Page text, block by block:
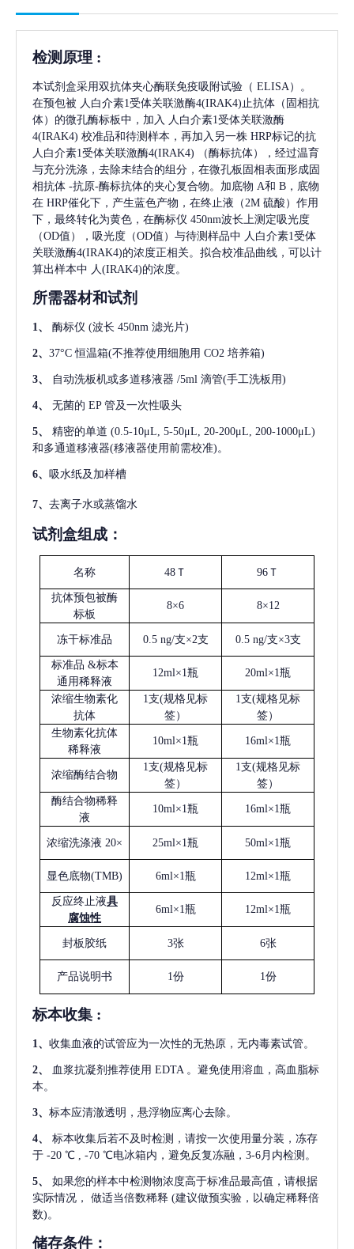
检测原理 :
本试剂盒采用双抗体夹心酶联免疫吸附试验（ ELISA）。
在预包被 人白介素1受体关联激酶4(IRAK4)止抗体（固相抗
体）的微孔酶标板中，加入 人白介素1受体关联激酶
4(IRAK4) 校准品和待测样本，再加入另一株 HRP标记的抗
人白介素1受体关联激酶4(IRAK4)
（酶标抗体），经过温育
与充分洗涤，去除未结合的组分，在微孔板固相表面形成固
相抗体 -抗原-酶标抗体的夹心复合物。加底物 A和 B，底物
在 HRP催化下，产生蓝色产物，在终止液（2M 硫酸）作用
下，最终转化为黄色，在酶标仪 450nm波长上测定吸光度
（OD值），吸光度（OD值）与待测样品中 人白介素1受体
关联激酶4(IRAK4)的浓度正相关。拟合校准品曲线，可以计
算出样本中 人(IRAK4)的浓度。
所需器材和试剂
1、 酶标仪 (波长 450nm 滤光片)
2、 37°C 恒温箱(不推荐使用细胞用 CO2 培养箱)
3、 自动洗板机或多道移液器 /5ml 滴管(手工洗板用)
4、 无菌的 EP 管及一次性吸头
5、 精密的单道 (0.5-10μL, 5-50μL, 20-200μL, 200-1000μL)
和多通道移液器(移液器使用前需校准)。
6、 吸水纸及加样槽
7、 去离子水或蒸馏水
试剂盒组成：
名称 48Ｔ 96Ｔ
抗体预包被酶
标板
8×6 8×12
冻干标准品 0.5 ng/支×2支 0.5 ng/支×3支
标准品 &标本
通用稀释液
12ml×1瓶 20ml×1瓶
浓缩生物素化
抗体
1支(规格见标
签）
1支(规格见标
签）
生物素化抗体
稀释液
10ml×1瓶 16ml×1瓶
浓缩酶结合物
1支(规格见标
签）
1支(规格见标
签）
酶结合物稀释
液
10ml×1瓶 16ml×1瓶
浓缩洗涤液 20× 25ml×1瓶 50ml×1瓶
显色底物(TMB) 6ml×1瓶 12ml×1瓶
反应终止液具
腐蚀性
6ml×1瓶 12ml×1瓶
封板胶纸 3张 6张
产品说明书 1份 1份
标本收集 :
1、 收集血液的试管应为一次性的无热原，无内毒素试管。
2、 血浆抗凝剂推荐使用 EDTA 。避免使用溶血，高血脂标
本。
3、 标本应清澈透明，悬浮物应离心去除。
4、
标本收集后若不及时检测，请按一次使用量分装，冻存
于 -20 ℃ , -70 ℃电冰箱内，避免反复冻融，3-6月内检测。
5、
如果您的样本中检测物浓度高于标准品最高值，请根据
实际情况，
做适当倍数稀释 (建议做预实验，以确定稀释倍
数)。
储存条件：